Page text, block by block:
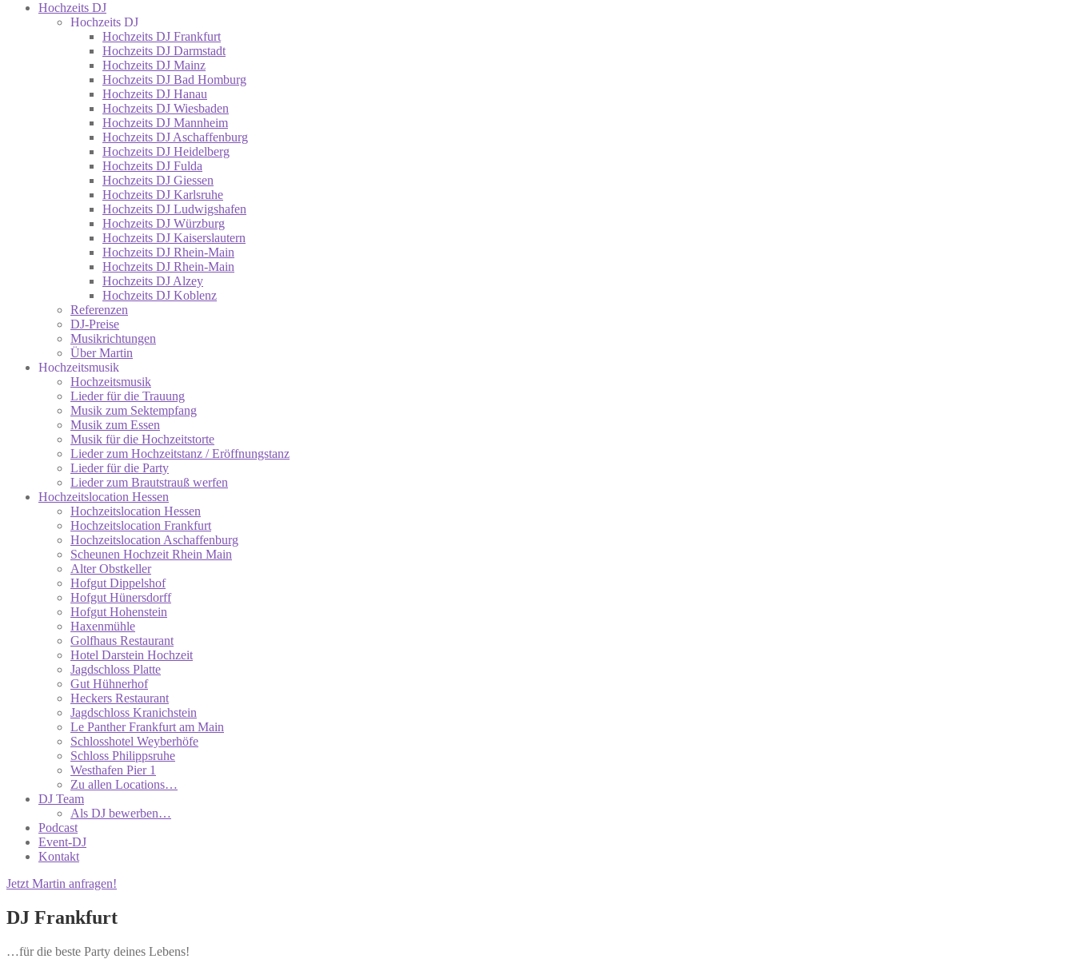
Hochzeits DJ
Hochzeits DJ
Hochzeits DJ Frankfurt
Hochzeits DJ Darmstadt
Hochzeits DJ Mainz
Hochzeits DJ Bad Homburg
Hochzeits DJ Hanau
Hochzeits DJ Wiesbaden
Hochzeits DJ Mannheim
Hochzeits DJ Aschaffenburg
Hochzeits DJ Heidelberg
Hochzeits DJ Fulda
Hochzeits DJ Giessen
Hochzeits DJ Karlsruhe
Hochzeits DJ Ludwigshafen
Hochzeits DJ Würzburg
Hochzeits DJ Kaiserslautern
Hochzeits DJ Rhein-Main
Hochzeits DJ Rhein-Main
Hochzeits DJ Alzey
Hochzeits DJ Koblenz
Referenzen
DJ-Preise
Musikrichtungen
Über Martin
Hochzeitsmusik
Hochzeitsmusik
Lieder für die Trauung
Musik zum Sektempfang
Musik zum Essen
Musik für die Hochzeitstorte
Lieder zum Hochzeitstanz / Eröffnungstanz
Lieder für die Party
Lieder zum Brautstrauß werfen
Hochzeitslocation Hessen
Hochzeitslocation Hessen
Hochzeitslocation Frankfurt
Hochzeitslocation Aschaffenburg
Scheunen Hochzeit Rhein Main
Alter Obstkeller
Hofgut Dippelshof
Hofgut Hünersdorff
Hofgut Hohenstein
Haxenmühle
Golfhaus Restaurant
Hotel Darstein Hochzeit
Jagdschloss Platte
Gut Hühnerhof
Heckers Restaurant
Jagdschloss Kranichstein
Le Panther Frankfurt am Main
Schlosshotel Weyberhöfe
Schloss Philippsruhe
Westhafen Pier 1
Zu allen Locations…
DJ Team
Als DJ bewerben…
Podcast
Event-DJ
Kontakt
Jetzt Martin anfragen!
DJ Frankfurt
…für die beste Party deines Lebens!